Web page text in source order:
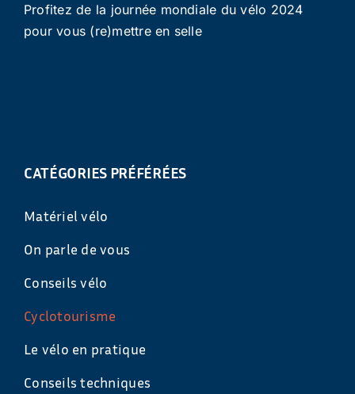
Profitez de la journée mondiale du vélo 2024
pour vous (re)mettre en selle
CATÉGORIES PRÉFÉRÉES
Matériel vélo
On parle de vous
Conseils vélo
Cyclotourisme
Le vélo en pratique
Conseils techniques